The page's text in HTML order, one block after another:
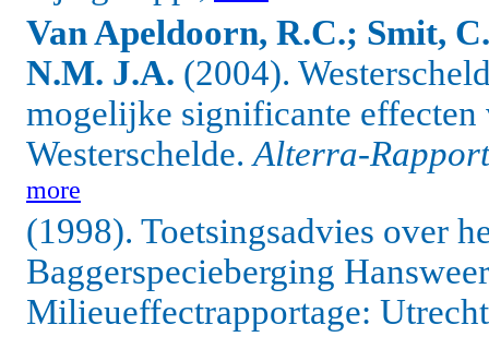
Van Apeldoorn, R.C.; Smit,
N.M. J.A. (2004).
mogelijke significante effecten
Westerschelde.Alterra-Rapport
more
(1998). Toetsingsadvies over
Baggerspecieberging
Milieueffectrapportage: